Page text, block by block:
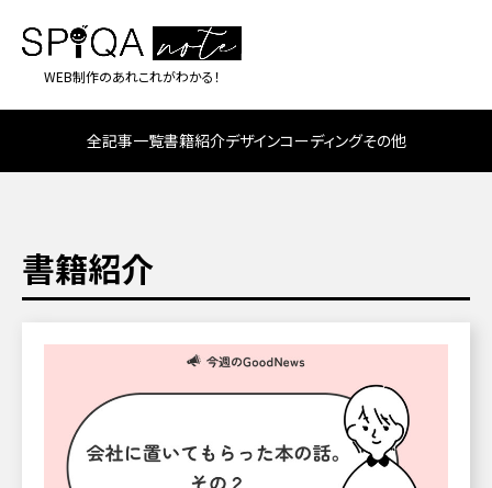
WEB制作のあれこれがわかる！
全記事一覧書籍紹介デザインコーディングその他
書籍紹介